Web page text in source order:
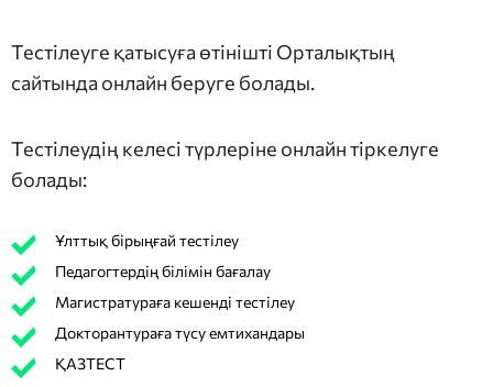
Тестілеуге қатысуға өтінішті Орталықтың
сайтында онлайн беруге болады.
Тестілеудің келесі түрлеріне онлайн тіркелуге
болады:
Ұлттық бірыңғай тестілеу
Педагогтердің білімін бағалау
Магистратураға кешенді тестілеу
Докторантураға түсу емтихандары
ҚАЗТЕСТ